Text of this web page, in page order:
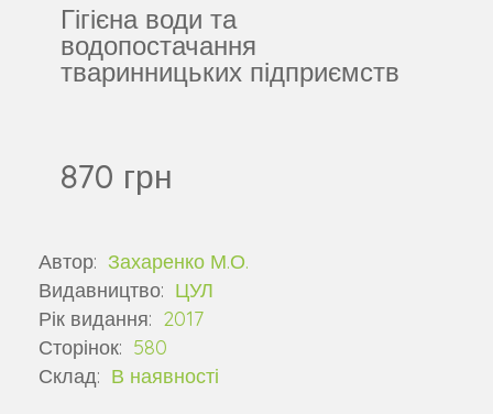
Гігієна води та
водопостачання
тваринницьких підприємств
870 грн
Автор: Захаренко М.О.
Видавництво: ЦУЛ
Рік видання: 2017
Сторінок: 580
Склад: В наявності